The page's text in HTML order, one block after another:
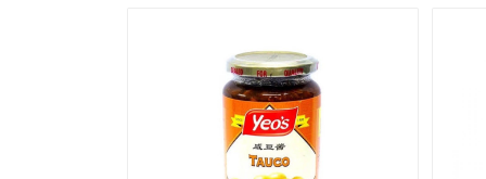
KEBUTUHAN HEWAN
KEBUTUHAN HOTEL-RESTO
KEBUTUHAN KOKI